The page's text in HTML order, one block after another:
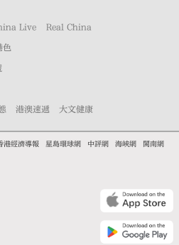
Live Real China
色
港澳速遞 大文健康
港經濟導報 星島環球網 中評網 海峽網
閩南網